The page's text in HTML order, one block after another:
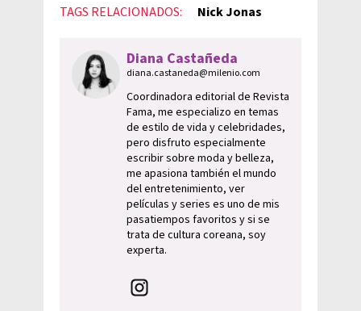
TAGS RELACIONADOS: Nick Jonas
Diana Castañeda
diana.castaneda@milenio.com
Coordinadora editorial de Revista
Fama, me especializo en temas
de estilo de vida y celebridades,
pero disfruto especialmente
escribir sobre moda y belleza,
me apasiona también el mundo
del entretenimiento, ver
películas y series es uno de mis
pasatiempos favoritos y si se
trata de cultura coreana, soy
experta.